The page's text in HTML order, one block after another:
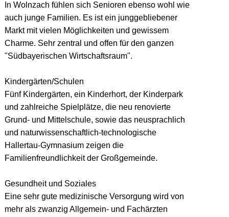
In Wolnzach fühlen sich Senioren ebenso wohl wie
auch junge Familien. Es ist ein junggebliebener
Markt mit vielen Möglichkeiten und gewissem
Charme. Sehr zentral und offen für den ganzen
"Südbayerischen Wirtschaftsraum".
Kindergärten/Schulen
Fünf Kindergärten, ein Kinderhort, der Kinderpark
und zahlreiche Spielplätze, die neu renovierte
Grund- und Mittelschule, sowie das neusprachlich
und naturwissenschaftlich-technologische
Hallertau-Gymnasium zeigen die
Familienfreundlichkeit der Großgemeinde.
Gesundheit und Soziales
Eine sehr gute medizinische Versorgung wird von
mehr als zwanzig Allgemein- und Fachärzten